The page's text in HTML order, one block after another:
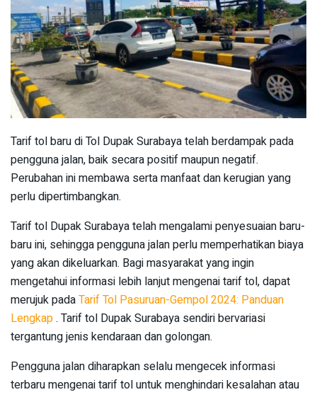
Tarif tol baru di Tol Dupak Surabaya telah berdampak pada
pengguna jalan, baik secara positif maupun negatif.
Perubahan ini membawa serta manfaat dan kerugian yang
perlu dipertimbangkan.
Tarif tol Dupak Surabaya telah mengalami penyesuaian baru-
baru ini, sehingga pengguna jalan perlu memperhatikan biaya
yang akan dikeluarkan. Bagi masyarakat yang ingin
mengetahui informasi lebih lanjut mengenai tarif tol, dapat
merujuk padaTarif Tol Pasuruan-Gempol 2024: Panduan
Lengkap. Tarif tol Dupak Surabaya sendiri bervariasi
tergantung jenis kendaraan dan golongan.
Pengguna jalan diharapkan selalu mengecek informasi
terbaru mengenai tarif tol untuk menghindari kesalahan atau